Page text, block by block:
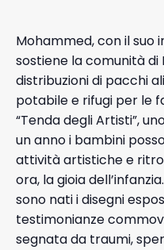
Mohammed, con il suo
sostiene la comunità
distribuzioni di pacchi
potabile e rifugi per le
“Tenda degli Artisti”,
un anno i bambini
attività artistiche e
ora, la gioia
sono nati i disegni
testimonianze
segnata da traumi,